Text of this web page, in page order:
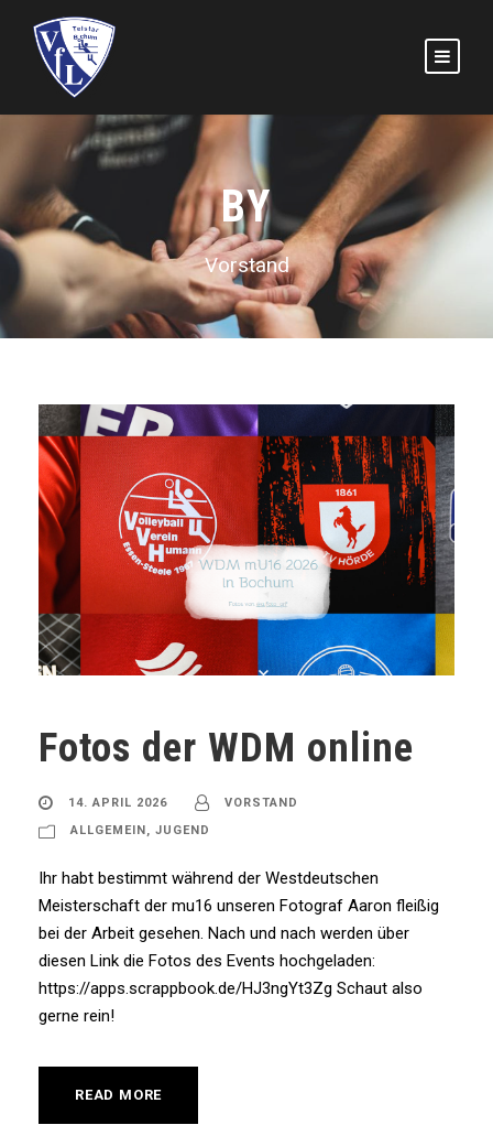
BY
Vorstand
Fotos der WDM online
14. APRIL 2026
VORSTAND
ALLGEMEIN, JUGEND
Ihr habt bestimmt während der Westdeutschen
Meisterschaft der mu16 unseren Fotograf Aaron fleißig
bei der Arbeit gesehen. Nach und nach werden über
diesen Link die Fotos des Events hochgeladen:
https://apps.scrappbook.de/HJ3ngYt3Zg Schaut also
gerne rein!
READ MORE